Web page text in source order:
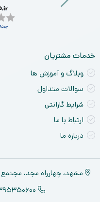
خدمات مشتریان
وبلاگ و آموزش ها
سوالات متداول
شرایط گارانتی
ارتباط با ما
درباره ما
مشهد، چهارراه مجد، مجتمع